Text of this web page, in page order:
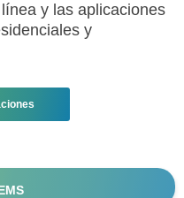
y las aplicaciones
y